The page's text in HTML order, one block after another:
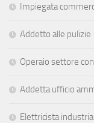
Impiegata
Addetto alle pulizie
Operaio settore
Addetta ufficio
Elettricista